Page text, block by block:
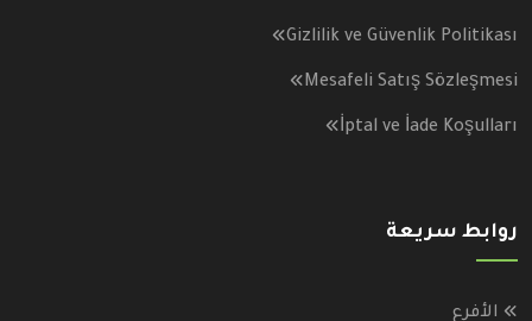
Gizlilik ve Güvenlik Politikası
Mesafeli Satış Sözleşmesi
İptal ve İade Koşulları
روابط سريعة
الأفرع